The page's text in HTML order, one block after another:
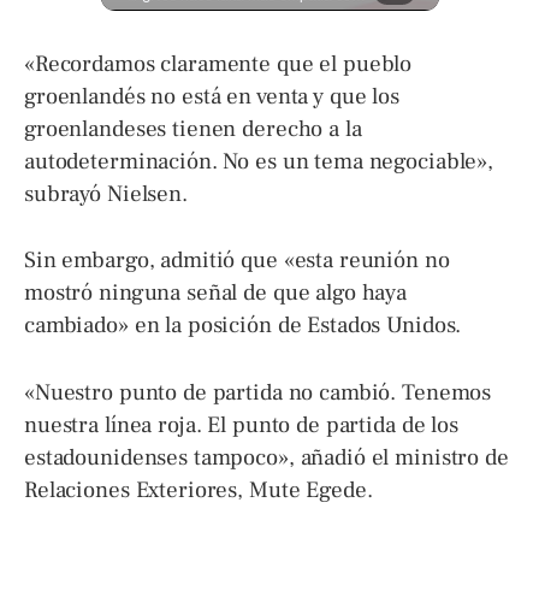
«Recordamos claramente que el pueblo
groenlandés no está en venta y que los
groenlandeses tienen derecho a la
autodeterminación. No es un tema negociable»,
subrayó Nielsen.
Sin embargo, admitió que «esta reunión no
mostró ninguna señal de que algo haya
cambiado» en la posición de Estados Unidos.
«Nuestro punto de partida no cambió. Tenemos
nuestra línea roja. El punto de partida de los
estadounidenses tampoco», añadió el ministro de
Relaciones Exteriores, Mute Egede.